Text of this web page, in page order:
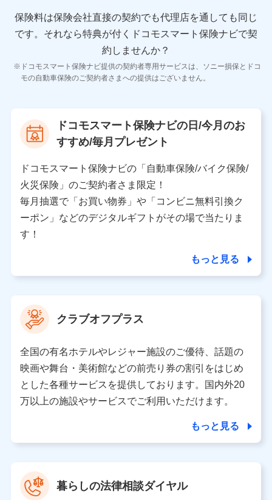
報、建物の構造や築年数などの情報、ペットの種類や年
齢などの情報などが含まれます。
【共同して利用する者の範囲】
当社
当社又は株式会社NTTドコモが提供する保険関連サービ
スにおけるユーザ登録受付および管理のため
を受けている保険会社・提携会社の保険その他に関する
情報を提供するため、また維持管理等の委託業務遂行の
ため、またそれらに付帯、関連する当社、株式会社NTT
ドコモおよび提携会社のサービスを案内、提供するため
（各サービスで取得したサービス利用履歴、ウェブサイ
トの閲覧履歴、購買履歴、ご契約内容等のパーソナルデ
ータを分析して、お客さまの趣味・嗜好・傾向に応じた
上記に係る案内・手続き・管理等付帯業務を行うため
【当該個人データの管理について責任を有する者の名称・住
所・代表者名】
当該個人データを取り扱う各共同利用者（詳細は次のとお
り）
東京都千代田区永田町2丁目11番1号 山王パークタワー
株式会社NTTドコモ 代表取締役社長 前田 義晃
東京都中央区日本橋人形町2-14-10 アーバンネット日本橋
ビル 3F
※ 当社および株式会社NTTドコモは、お客さまの情報を利
保険料は保険会社直接の契約でも代理店を通しても同じ
です。 それなら特典が付くドコモスマート保険ナビで契
約しませんか？
ドコモスマート保険ナビ提供の契約者専用サービスは、ソニー損保とドコ
モの自動車保険のご契約者さまへの提供はございません。
ドコモスマート保険ナビの日/今月のお
すすめ/毎月プレゼント
ドコモスマート保険ナビの「自動車保険/バイク保険/
火災保険」のご契約者さま限定！
毎月抽選で「お買い物券」や「コンビニ無料引換ク
ーポン」などのデジタルギフトがその場で当たりま
す！
もっと見る
クラブオフプラス
全国の有名ホテルやレジャー施設のご優待、話題の
映画や舞台・美術館などの前売り券の割引をはじめ
とした各種サービスを提供しております。国内外20
万以上の施設やサービスでご利用いただけます。
もっと見る
暮らしの法律相談ダイヤル